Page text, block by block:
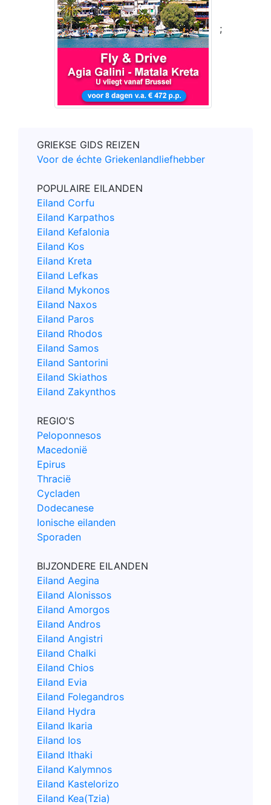
;
GRIEKSE GIDS REIZEN
Voor de échte Griekenlandliefhebber
POPULAIRE EILANDEN
Eiland Corfu
Eiland Karpathos
Eiland Kefalonia
Eiland Kos
Eiland Kreta
Eiland Lefkas
Eiland Mykonos
Eiland Naxos
Eiland Paros
Eiland Rhodos
Eiland Samos
Eiland Santorini
Eiland Skiathos
Eiland Zakynthos
REGIO'S
Peloponnesos
Macedonië
Epirus
Thracië
Cycladen
Dodecanese
Ionische eilanden
Sporaden
BIJZONDERE EILANDEN
Eiland Aegina
Eiland Alonissos
Eiland Amorgos
Eiland Andros
Eiland Angistri
Eiland Chalki
Eiland Chios
Eiland Evia
Eiland Folegandros
Eiland Hydra
Eiland Ikaria
Eiland Ios
Eiland Ithaki
Eiland Kalymnos
Eiland Kastelorizo
Eiland Kea(Tzia)